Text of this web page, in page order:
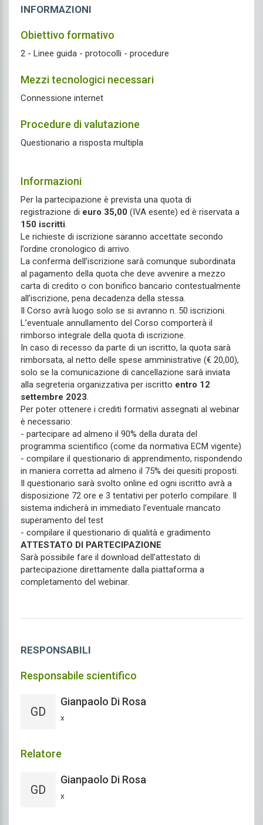
INFORMAZIONI
Obiettivo formativo
2 - Linee guida - protocolli - procedure
Mezzi tecnologici necessari
Connessione internet
Procedure di valutazione
Questionario a risposta multipla
Informazioni
Per la partecipazione è prevista una quota di
registrazione di euro 35,00 (IVA esente) ed è riservata a
150 iscritti.
Le richieste di iscrizione saranno accettate secondo
l’ordine cronologico di arrivo.
La conferma dell’iscrizione sarà comunque subordinata
al pagamento della quota che deve avvenire a mezzo
carta di credito o con bonifico bancario contestualmente
all’iscrizione, pena decadenza della stessa.
Il Corso avrà luogo solo se si avranno n. 50 iscrizioni.
L’eventuale annullamento del Corso comporterà il
rimborso integrale della quota di iscrizione.
In caso di recesso da parte di un iscritto, la quota sarà
rimborsata, al netto delle spese amministrative (€ 20,00),
solo se la comunicazione di cancellazione sarà inviata
alla segreteria organizzativa per iscritto entro 12
settembre 2023.
Per poter ottenere i crediti formativi assegnati al webinar
è necessario:
- partecipare ad almeno il 90% della durata del
programma scientifico (come da normativa ECM vigente)
- compilare il questionario di apprendimento, rispondendo
in maniera corretta ad almeno il 75% dei quesiti proposti.
Il questionario sarà svolto online ed ogni iscritto avrà a
disposizione 72 ore e 3 tentativi per poterlo compilare. Il
sistema indicherà in immediato l’eventuale mancato
superamento del test
- compilare il questionario di qualità e gradimento
ATTESTATO DI PARTECIPAZIONE
Sarà possibile fare il download dell’attestato di
partecipazione direttamente dalla piattaforma a
completamento del webinar.
RESPONSABILI
Responsabile scientifico
GD
Gianpaolo Di Rosa
x
Relatore
GD
Gianpaolo Di Rosa
x